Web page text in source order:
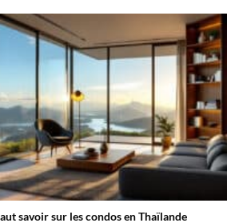
savoir sur les condos en Thaïlande